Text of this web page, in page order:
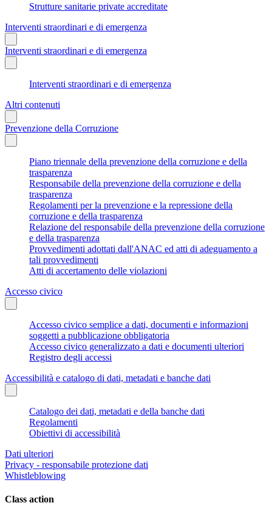
Strutture sanitarie private accreditate
Interventi straordinari e di emergenza
Interventi straordinari e di emergenza
Interventi straordinari e di emergenza
Altri contenuti
Prevenzione della Corruzione
Piano triennale della prevenzione della corruzione e della
trasparenza
Responsabile della prevenzione della corruzione e della
trasparenza
Regolamenti per la prevenzione e la repressione della
corruzione e della trasparenza
Relazione del responsabile della prevenzione della corruzione
e della trasparenza
Provvedimenti adottati dall'ANAC ed atti di adeguamento a
tali provvedimenti
Atti di accertamento delle violazioni
Accesso civico
Accesso civico semplice a dati, documenti e informazioni
soggetti a pubblicazione obbligatoria
Accesso civico generalizzato a dati e documenti ulteriori
Registro degli accessi
Accessibilità e catalogo di dati, metadati e banche dati
Catalogo dei dati, metadati e della banche dati
Regolamenti
Obiettivi di accessibilità
Dati ulteriori
Privacy - responsabile protezione dati
Whistleblowing
Class action